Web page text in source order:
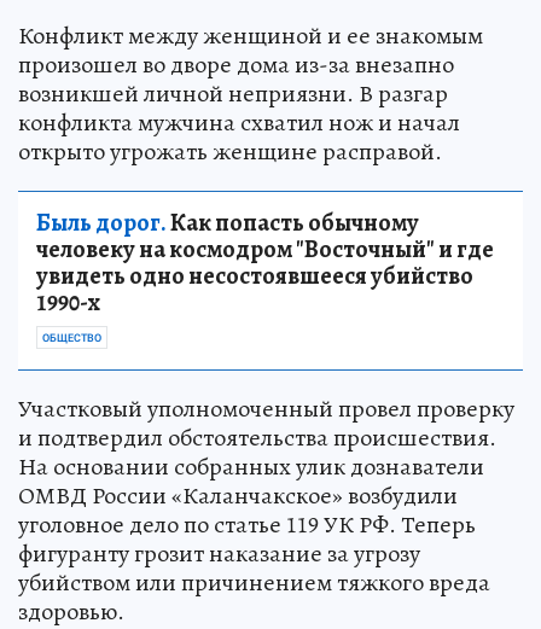
Конфликт между женщиной и ее знакомым
произошел во дворе дома из-за внезапно
возникшей личной неприязни. В разгар
конфликта мужчина схватил нож и начал
открыто угрожать женщине расправой.
Быль дорог.Как попасть обычному
человеку на космодром "Восточный" и где
увидеть одно несостоявшееся убийство
1990-х
ОБЩЕСТВО
Участковый уполномоченный провел проверку
и подтвердил обстоятельства происшествия.
На основании собранных улик дознаватели
ОМВД России «Каланчакское» возбудили
уголовное дело по статье 119 УК РФ. Теперь
фигуранту грозит наказание за угрозу
убийством или причинением тяжкого вреда
здоровью.